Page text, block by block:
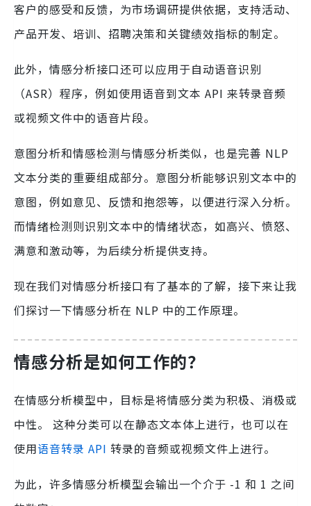
客户的感受和反馈，为市场调研提供依据，支持活动、
产品开发、培训、招聘决策和关键绩效指标的制定。
此外，情感分析接口还可以应用于自动语音识别
（ASR）程序，例如使用语音到文本 API 来转录音频
或视频文件中的语音片段。
意图分析和情感检测与情感分析类似，也是完善 NLP
文本分类的重要组成部分。意图分析能够识别文本中的
意图，例如意见、反馈和抱怨等，以便进行深入分析。
而情绪检测则识别文本中的情绪状态，如高兴、愤怒、
满意和激动等，为后续分析提供支持。
现在我们对情感分析接口有了基本的了解，接下来让我
们探讨一下情感分析在 NLP 中的工作原理。
情感分析是如何工作的？
在情感分析模型中，目标是将情感分类为积极、消极或
中性。 这种分类可以在静态文本体上进行，也可以在
使用语音转录 API 转录的音频或视频文件上进行。
为此，许多情感分析模型会输出一个介于 -1 和 1 之间